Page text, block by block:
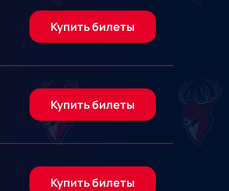
Купить билеты
Купить билеты
Купить билеты